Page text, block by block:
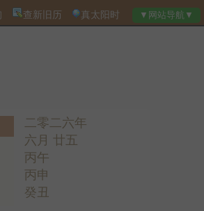
查新旧历 真太阳时
二零二六年
六月 廿五
丙午
丙申
癸丑